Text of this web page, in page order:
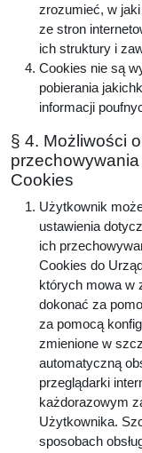
zrozumieć, w
ze stron
ich struktury i
Cookies nie są
pobierania
informacji
§ 4. Możliwości
Cookies
Użytkownik
ustawienia
ich
Cookies do
których mowa w
dokonać za
za pomocą
zmienione w
automatyczną
przeglądarki
każdorazowym
Użytkownika.
sposobach